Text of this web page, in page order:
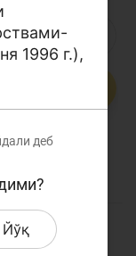
Х
1996 г.),
деб
Йўқ